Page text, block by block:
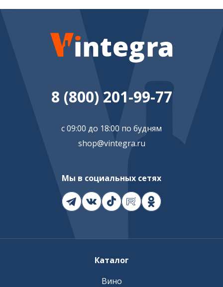
8 (800) 201-99-77
с 09:00 до 18:00 по будням
shop@vintegra.ru
Мы в социальных сетях
Каталог
Вино